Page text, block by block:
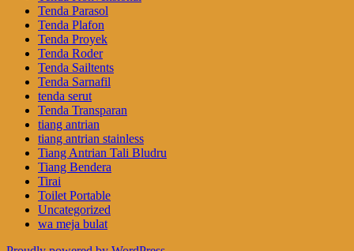
Tenda Parasol
Tenda Plafon
Tenda Proyek
Tenda Roder
Tenda Sailtents
Tenda Sarnafil
tenda serut
Tenda Transparan
tiang antrian
tiang antrian stainless
Tiang Antrian Tali Bludru
Tiang Bendera
Tirai
Toilet Portable
Uncategorized
wa meja bulat